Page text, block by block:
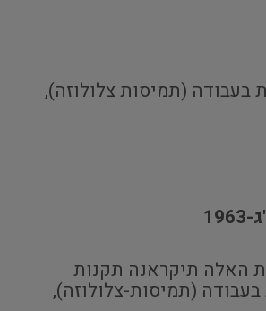
בעבודה (תמיסות צלולוזה),
האלה תיקראנה תקנות
(תמיסות-צלולוזה),